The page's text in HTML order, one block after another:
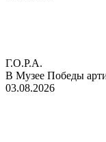
Г.О.Р.А.
В Музее Победы
03.08.2026